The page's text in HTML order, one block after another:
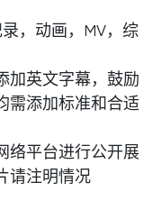
，动画，MV，综
加英文字幕，鼓励
需添加标准和合适
络平台进行公开展
请注明情况